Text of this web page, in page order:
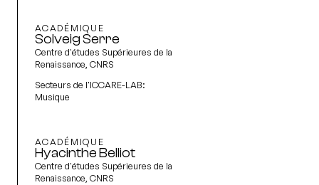
ACADÉMIQUE
Solveig Serre
Centre d'études Supérieures de la
Renaissance, CNRS
Secteurs de l'ICCARE-LAB:
Musique
ACADÉMIQUE
Hyacinthe Belliot
Centre d'études Supérieures de la
Renaissance, CNRS